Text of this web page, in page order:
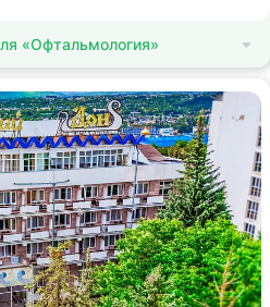
«Офтальмология»